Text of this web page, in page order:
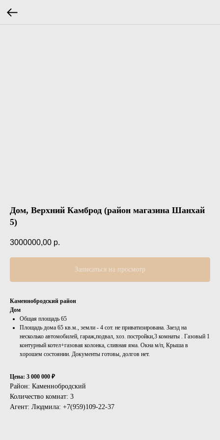
Дом, Верхний Камброд (район магазина Шанхай
5)
3000000,00 р.
Записаться на просмотр
Каменнобродский район
Дом
Общая площадь 65
Площадь дома 65 кв.м., земли - 4 сот. не приватизирована. Заезд на
несколько автомобилей, гараж,подвал, хоз. постройки,3 комнаты . Газовый 1
контурный котел+газовая колонка, сливная яма. Окна м/п, Крыша в
хорошем состоянии. Документы готовы, долгов нет.
Цена: 3 000 000 ₽
Район: Каменнобродский
Количество комнат: 3
Агент: Людмила: +7(959)109-22-37